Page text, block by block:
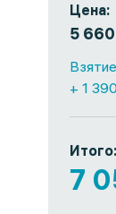
Цена:
5
+ 1
Итого:
7